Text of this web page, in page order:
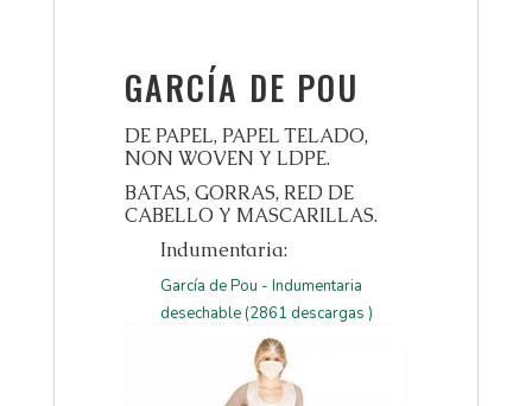
GARCÍA DE POU
DE PAPEL, PAPEL TELADO,
NON WOVEN Y LDPE.
BATAS, GORRAS, RED DE
CABELLO Y MASCARILLAS.
Indumentaria:
García de Pou - Indumentaria
desechable (2861 descargas )